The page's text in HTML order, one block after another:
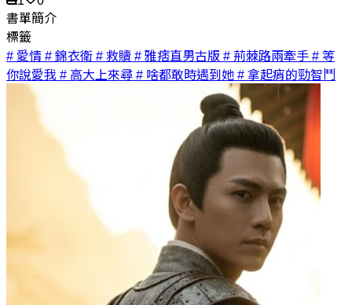
書單簡介
標籤
# 愛情 # 錦衣衛 # 救贖 # 雅痞直男古版 # 荊棘路兩牽手 # 等
你說愛我 # 高大上來尋 # 啥都敢時遇到她 # 拿起痟的勁智鬥